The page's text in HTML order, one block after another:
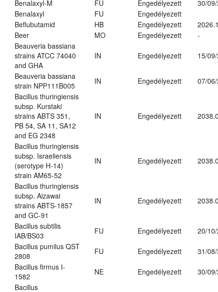
Benalaxyl-M
FU Engedélyezett
30/
Benalaxyl
FU
Engedélyezett
Beflubutamid
HB Engedélyezett
Beer
MO Engedélyezett
-
Beauveria bassiana
strains ATCC 74040
and GHA
IN Engedélyezett 15/
Beauveria bassiana
strain NPP111B005
IN Engedélyezett
07/
Bacillus thuringiensis
subsp. Kurstaki
strains ABTS 351,
PB 54, SA 11, SA12
and EG 2348
IN Engedélyezett
Bacillus thuringiensis
subsp. Israeliensis
(serotype H-14)
strain AM65-52
IN Engedélyezett
Bacillus thuringiensis
subsp. Aizawai
strains ABTS-1857
and GC-91
IN Engedélyezett
Bacillus subtilis
IAB/BS03
FU Engedélyezett
20/
Bacillus pumilus QST
2808
FU Engedélyezett
31/
Bacillus firmus I-
1582
NE Engedélyezett
30/
Bacillus